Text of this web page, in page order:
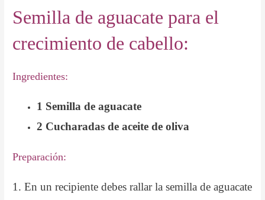
Semilla de aguacate para el
crecimiento de cabello:
Ingredientes:
1 Semilla de aguacate
2 Cucharadas de aceite de oliva
Preparación:
1. En un recipiente debes rallar la semilla de aguacate